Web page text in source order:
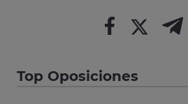
Top Oposiciones